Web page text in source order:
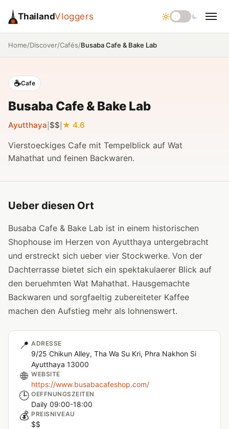
ThailandVloggers
Home/Discover/Cafés/Busaba Cafe & Bake Lab
☕Cafe
Busaba Cafe & Bake Lab
Ayutthaya $$ 4.6
Vierstoeckiges Cafe mit Tempelblick auf Wat
Mahathat und feinen Backwaren.
Ueber diesen Ort
Busaba Cafe & Bake Lab ist in einem historischen
Shophouse im Herzen von Ayutthaya untergebracht
und erstreckt sich ueber vier Stockwerke. Von der
Dachterrasse bietet sich ein spektakulaerer Blick auf
den beruehmten Wat Mahathat. Hausgemachte
Backwaren und sorgfaeltig zubereiteter Kaffee
machen den Aufstieg mehr als lohnenswert.
📍 ADRESSE
9/25 Chikun Alley, Tha Wa Su Kri, Phra Nakhon Si
Ayutthaya 13000
🌐 WEBSITE
https://www.busabacafeshop.com/
🕒 OEFFNUNGSZEITEN
Daily 09:00-18:00
💰 PREISNIVEAU
$$